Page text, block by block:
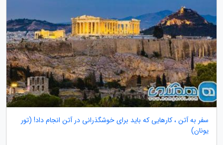
سفر به آتن ، کارهایی که باید برای خوشگذرانی در آتن انجام داد! (تور
یونان)